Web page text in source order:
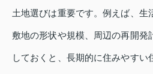
土地選びは重要です。例えば、生
敷地の形状や規模、周辺の再開発
しておくと、長期的に住みやすい